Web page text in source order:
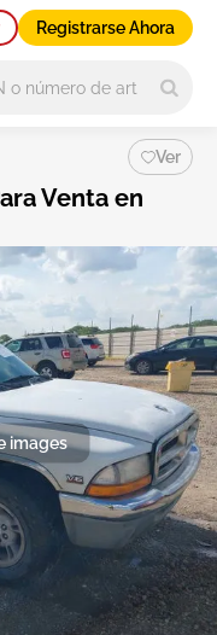
Registrarse Ahora
Ver
Venta en
images